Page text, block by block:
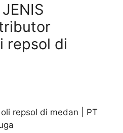
repsol di
repsol di medan | PT